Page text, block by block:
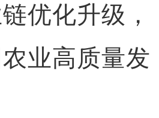
优化升级，
业高质量发